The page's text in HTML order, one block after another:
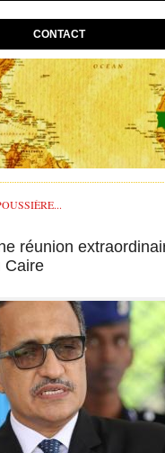
CONTACT
réunion
Caire